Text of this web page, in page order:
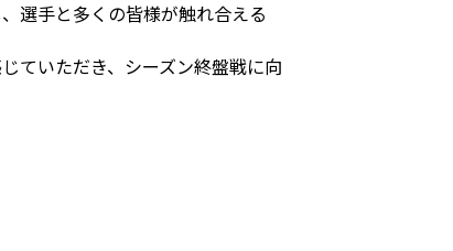
選手と多くの皆様が触れ合える
ていただき、シーズン終盤戦に向